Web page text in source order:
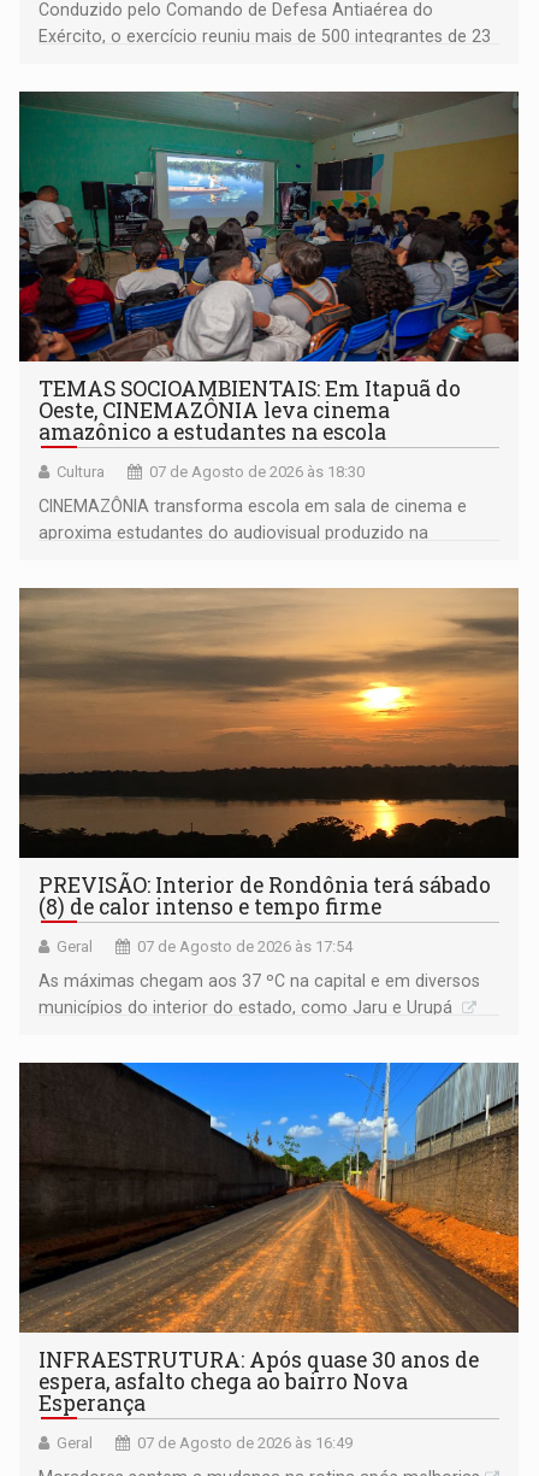
Conduzido pelo Comando de Defesa Antiaérea do
Exército, o exercício reuniu mais de 500 integrantes de 23
TEMAS SOCIOAMBIENTAIS: Em Itapuã do
Oeste, CINEMAZÔNIA leva cinema
amazônico a estudantes na escola
Cultura 07 de Agosto de 2026 às 18:30
CINEMAZÔNIA transforma escola em sala de cinema e
aproxima estudantes do audiovisual produzido na
PREVISÃO: Interior de Rondônia terá sábado
(8) de calor intenso e tempo firme
Geral 07 de Agosto de 2026 às 17:54
As máximas chegam aos 37 ºC na capital e em diversos
municípios do interior do estado, como Jaru e Urupá
INFRAESTRUTURA: Após quase 30 anos de
espera, asfalto chega ao bairro Nova
Esperança
Geral 07 de Agosto de 2026 às 16:49